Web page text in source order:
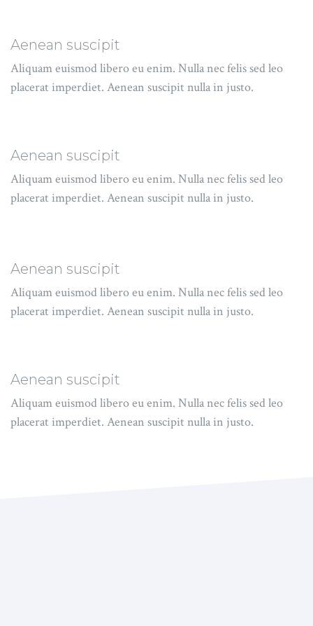
Aenean suscipit
Aliquam euismod libero eu enim. Nulla nec felis sed leo
placerat imperdiet. Aenean suscipit nulla in justo.
Aenean suscipit
Aliquam euismod libero eu enim. Nulla nec felis sed leo
placerat imperdiet. Aenean suscipit nulla in justo.
Aenean suscipit
Aliquam euismod libero eu enim. Nulla nec felis sed leo
placerat imperdiet. Aenean suscipit nulla in justo.
Aenean suscipit
Aliquam euismod libero eu enim. Nulla nec felis sed leo
placerat imperdiet. Aenean suscipit nulla in justo.